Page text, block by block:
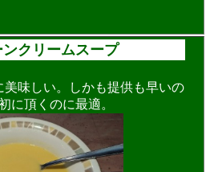
ンクリームスープ
美味しい。しかも提供も早いの
に頂くのに最適。